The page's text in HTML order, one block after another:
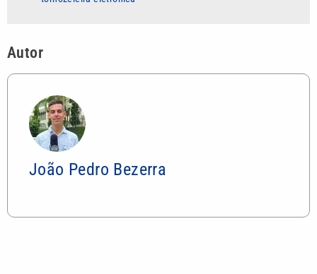
Autor
João Pedro Bezerra